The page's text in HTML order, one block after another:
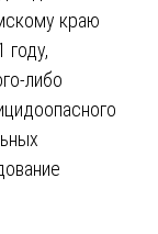
краю
году,
либо